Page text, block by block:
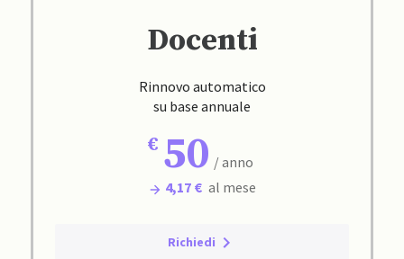
Docenti
Rinnovo automatico
su base annuale
50 / anno
4,17 € al mese
Richiedi